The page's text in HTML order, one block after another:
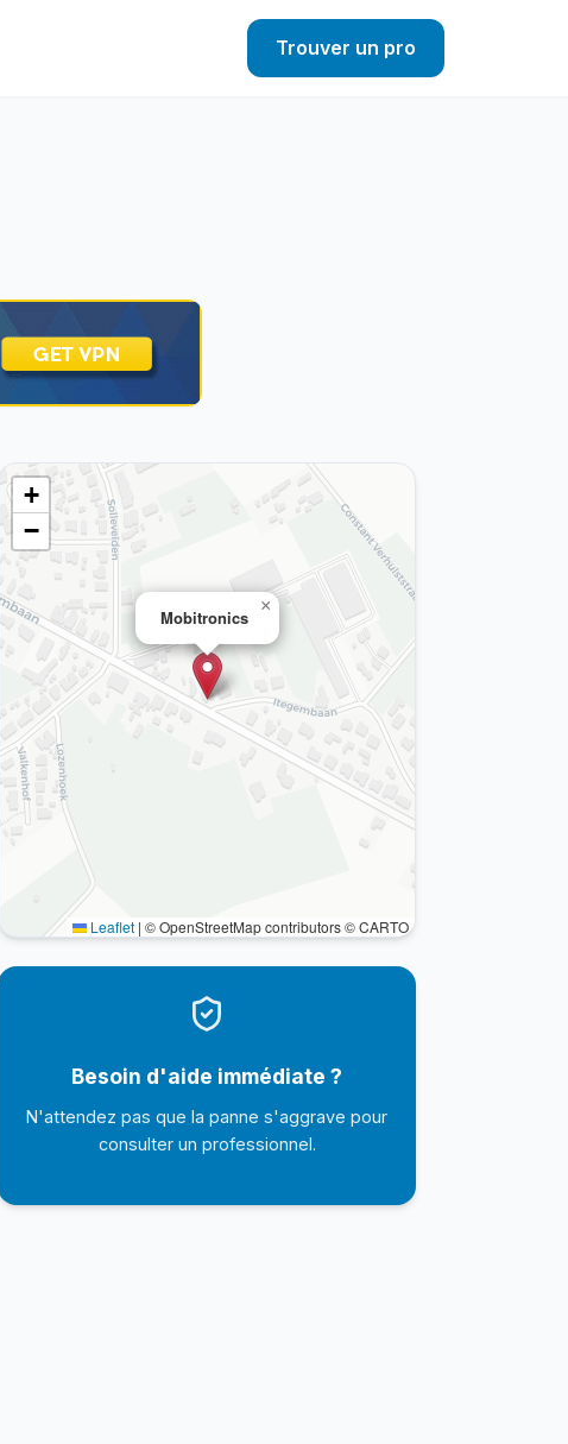
Trouver un pro
Mobitronics
×
+
−
Leaflet | © OpenStreetMap contributors © CARTO
Besoin d'aide immédiate ?
N'attendez pas que la panne s'aggrave pour
consulter un professionnel.